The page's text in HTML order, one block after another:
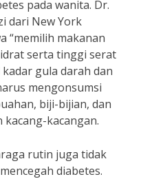
pada wanita. Dr.
dari New York
“memilih makanan
serta tinggi serat
gula darah dan
mengonsumsi
biji-bijian, dan
kacangan.
rutin juga tidak
diabetes.